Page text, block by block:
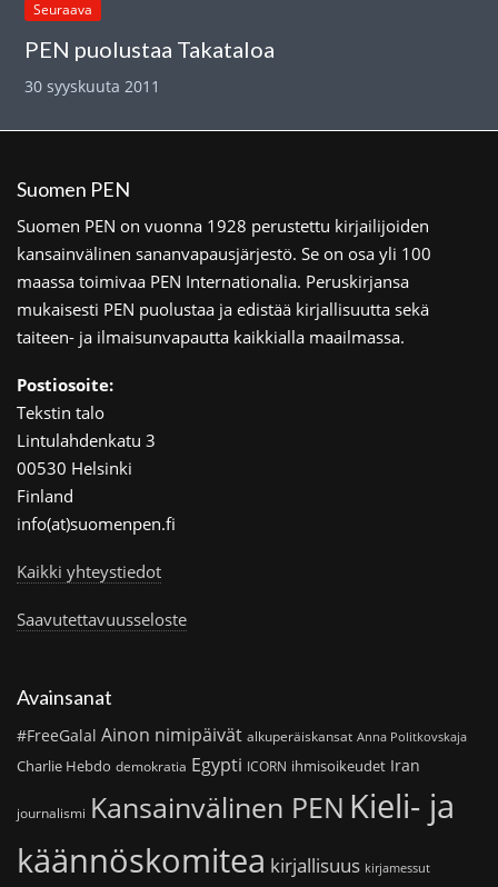
Seuraava
PEN puolustaa Takataloa
30 syyskuuta 2011
Suomen PEN
Suomen PEN on vuonna 1928 perustettu kirjailijoiden
kansainvälinen sananvapausjärjestö. Se on osa yli 100
maassa toimivaa PEN Internationalia. Peruskirjansa
mukaisesti PEN puolustaa ja edistää kirjallisuutta sekä
taiteen- ja ilmaisunvapautta kaikkialla maailmassa.
Postiosoite:
Tekstin talo
Lintulahdenkatu 3
00530 Helsinki
Finland
info(at)suomenpen.fi
Kaikki yhteystiedot
Saavutettavuusseloste
Avainsanat
#FreeGalal Ainon nimipäivät alkuperäiskansat Anna Politkovskaja
Charlie Hebdo demokratia Egypti ICORN ihmisoikeudet Iran
journalismi Kansainvälinen PEN Kieli- ja
käännöskomitea kirjallisuus kirjamessut